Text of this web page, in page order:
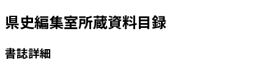
県史編集室所蔵資料目録
書誌詳細